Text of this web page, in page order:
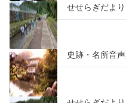
せせらぎだ
史跡・名所音